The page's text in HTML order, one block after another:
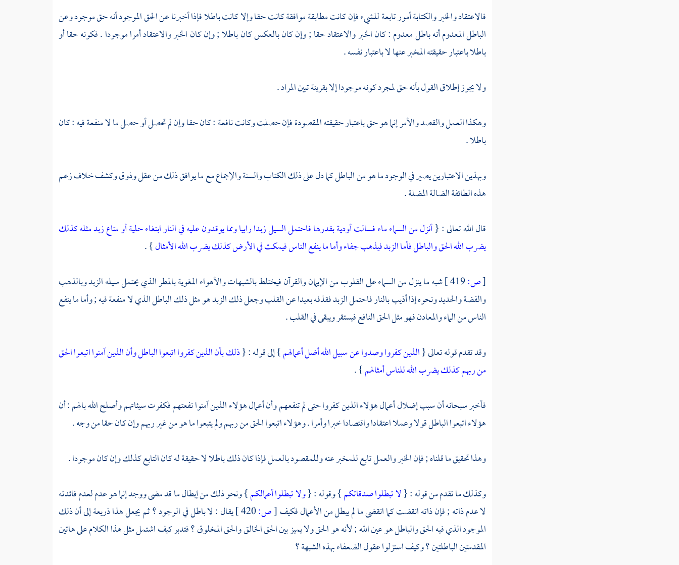
فالاعتقاد والخبر والكتابة أمور تابعة للشيء فإن كانت مطابقة موافقة كانت حقا وإلا كانت باطلا فإذا أخبرنا عن الحق الموجود أنه حق موجود وعن
الباطل المعدوم أنه باطل معدوم : كان الخبر والاعتقاد حقا ; وإن كان بالعكس كان باطلا ; وإن كان الخبر والاعتقاد أمرا موجودا . فكونه حقا أو
باطلا باعتبار حقيقته المخبر عنها لا باعتبار نفسه .
ولا يجوز إطلاق القول بأنه حق لمجرد كونه موجودا إلا بقرينة تبين المراد .
وهكذا العمل والقصد والأمر إنما هو حق باعتبار حقيقته المقصودة فإن حصلت وكانت نافعة : كان حقا وإن لم تحصل أو حصل ما لا منفعة فيه : كان
باطلا .
وبهذين الاعتبارين يصير في الوجود ما هو من الباطل كما دل على ذلك الكتاب والسنة والإجماع مع ما يوافق ذلك من عقل وذوق وكشف خلاف زعم
هذه الطائفة الضالة المضلة .
قال الله تعالى : {أنزل من السماء ماء فسالت أودية بقدرها فاحتمل السيل زبدا رابيا ومما يوقدون عليه في النار ابتغاء حلية أو متاع زبد مثله كذلك
يضرب الله الحق والباطل فأما الزبد فيذهب جفاء وأما ما ينفع الناس فيمكث في الأرض كذلك يضرب الله الأمثال} .
[ص:419 ]
شبه ما ينزل من السماء على القلوب من الإيمان والقرآن فيختلط بالشبهات والأهواء المغوية بالمطر الذي يحتمل سيله الزبد وبالذهب
والفضة والحديد ونحوه إذا أذيب بالنار فاحتمل الزبد فقذفه بعيدا عن القلب وجعل ذلك الزبد هو مثل ذلك الباطل الذي لا منفعة فيه ; وأما ما ينفع
الناس من الماء والمعادن فهو مثل الحق النافع فيستقر ويبقى في القلب .
وقد تقدم قوله تعالى {الذين كفروا وصدوا عن سبيل الله أضل أعمالهم} إلى قوله : {ذلك بأن الذين كفروا اتبعوا الباطل وأن الذين آمنوا اتبعوا الحق
من ربهم كذلك يضرب الله للناس أمثالهم} .
فأخبر سبحانه أن سبب إضلال أعمال هؤلاء الذين كفروا حتى لم تنفعهم وأن أعمال هؤلاء الذين آمنوا نفعتهم فكفرت سيئاتهم وأصلح الله بالهم : أن
هؤلاء اتبعوا الباطل قولا وعملا اعتقادا واقتصادا خبرا وأمرا . وهؤلاء اتبعوا الحق من ربهم ولم يتبعوا ما هو من غير ربهم وإن كان حقا من وجه .
وهذا تحقيق ما قلناه ; فإن الخبر والعمل تابع للمخبر عنه وللمقصود بالعمل فإذا كان ذلك باطلا لا حقيقة له كان التابع كذلك وإن كان موجودا .
وكذلك ما تقدم من قوله : {لا تبطلوا صدقاتكم} وقوله : {ولا تبطلوا أعمالكم} ونحو ذلك من إبطال ما قد مضى ووجد إنما هو عدم لعدم فائدته
لا عدم ذاته ; فإن ذاته انقضت كما انقضى ما لم يبطل من الأعمال فكيف[ص:
يقال : لا باطل في الوجود ؟ ثم يجعل هذا ذريعة إلى أن ذلك
الموجود الذي فيه الحق والباطل هو عين الله ; لأنه هو الحق ولا يميز بين الحق الخالق والحق المخلوق ؟ فتدبر كيف اشتمل مثل هذا الكلام على هاتين
المقدمتين الباطلتين ؟ وكيف استزلوا عقول الضعفاء بهذه الشبهة ؟